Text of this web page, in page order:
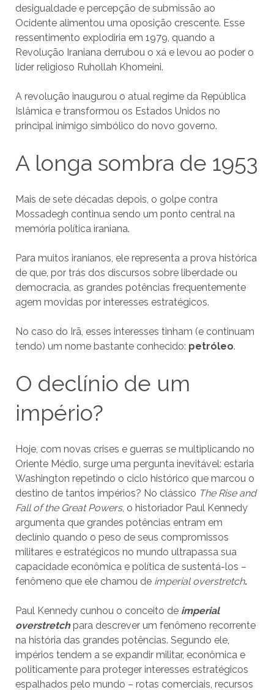
desigualdade e percepção de submissão ao
Ocidente alimentou uma oposição crescente. Esse
ressentimento explodiria em 1979, quando a
Revolução Iraniana derrubou o xá e levou ao poder o
líder religioso Ruhollah Khomeini.
A revolução inaugurou o atual regime da República
Islâmica e transformou os Estados Unidos no
principal inimigo simbólico do novo governo.
A longa sombra de 1953
Mais de sete décadas depois, o golpe contra
Mossadegh continua sendo um ponto central na
memória política iraniana.
Para muitos iranianos, ele representa a prova histórica
de que, por trás dos discursos sobre liberdade ou
democracia, as grandes potências frequentemente
agem movidas por interesses estratégicos.
No caso do Irã, esses interesses tinham (e continuam
tendo) um nome bastante conhecido: petróleo.
O declínio de um
império?
Hoje, com novas crises e guerras se multiplicando no
Oriente Médio, surge uma pergunta inevitável: estaria
Washington repetindo o ciclo histórico que marcou o
destino de tantos impérios? No clássico The Rise and
Fall of the Great Powers, o historiador Paul Kennedy
argumenta que grandes potências entram em
declínio quando o peso de seus compromissos
militares e estratégicos no mundo ultrapassa sua
capacidade econômica e política de sustentá-los –
fenômeno que ele chamou de imperial overstretch.
Paul Kennedy cunhou o conceito de imperial
overstretchpara descrever um fenômeno recorrente
na história das grandes potências. Segundo ele,
impérios tendem a se expandir militar, econômica e
politicamente para proteger interesses estratégicos
espalhados pelo mundo – rotas comerciais, recursos